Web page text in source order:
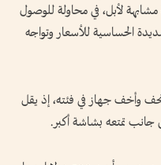
لأبل، في محاولة للوصول
الحساسية للأسعار وتواجه
13) سيكون أنحف وأخف ‌جهاز في فئته، إذ يقل
تمتعه بشاشة ‌أكبر.